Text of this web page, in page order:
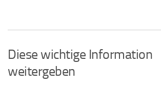
Diese wichtige Information
weitergeben